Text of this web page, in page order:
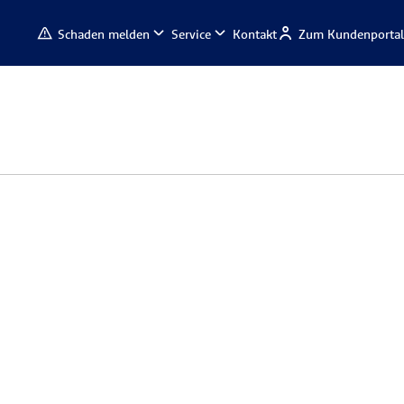
Schaden melden Service Kontakt Zum Kundenportal